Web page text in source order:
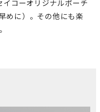
コーオリジナルポーチ
めに）。その他にも楽